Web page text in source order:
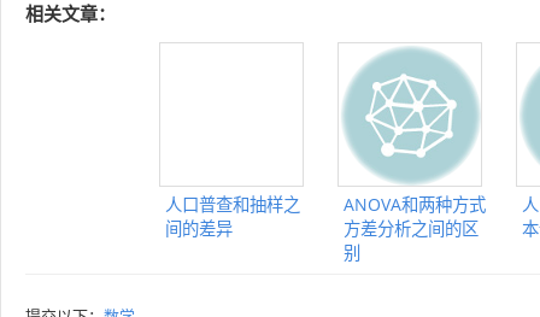
相关文章：
人口普查和抽样之
间的差异
ANOVA和两种方式
方差分析之间的区
别